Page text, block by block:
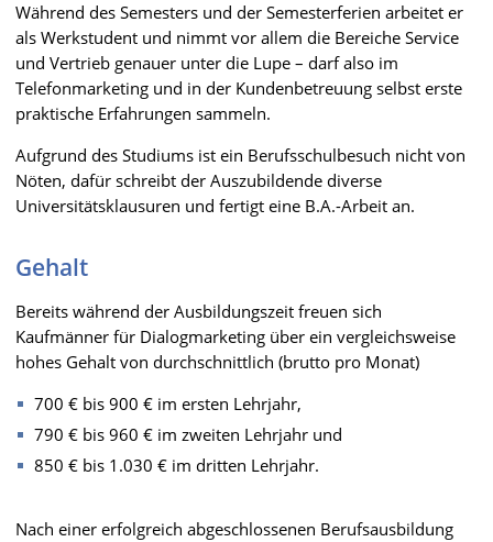
Während des Semesters und der Semesterferien arbeitet er
als Werkstudent und nimmt vor allem die Bereiche Service
und Vertrieb genauer unter die Lupe – darf also im
Telefonmarketing und in der Kundenbetreuung selbst erste
praktische Erfahrungen sammeln.
Aufgrund des Studiums ist ein Berufsschulbesuch nicht von
Nöten, dafür schreibt der Auszubildende diverse
Universitätsklausuren und fertigt eine B.A.-Arbeit an.
Gehalt
Bereits während der Ausbildungszeit freuen sich
Kaufmänner für Dialogmarketing über ein vergleichsweise
hohes Gehalt von durchschnittlich (brutto pro Monat)
700 € bis 900 € im ersten Lehrjahr,
790 € bis 960 € im zweiten Lehrjahr und
850 € bis 1.030 € im dritten Lehrjahr.
Nach einer erfolgreich abgeschlossenen Berufsausbildung